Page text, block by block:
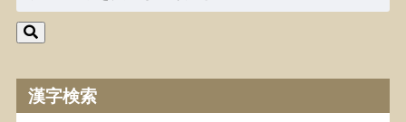
漢字検索